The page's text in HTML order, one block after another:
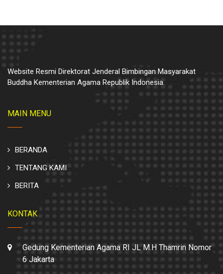
Website Resmi Direktorat Jenderal Bimbingan Masyarakat
Buddha Kementerian Agama Republik Indonesia.
MAIN MENU
BERANDA
TENTANG KAMI
BERITA
KONTAK
Gedung Kementerian Agama RI JL M.H Thamrin Nomor
6 Jakarta